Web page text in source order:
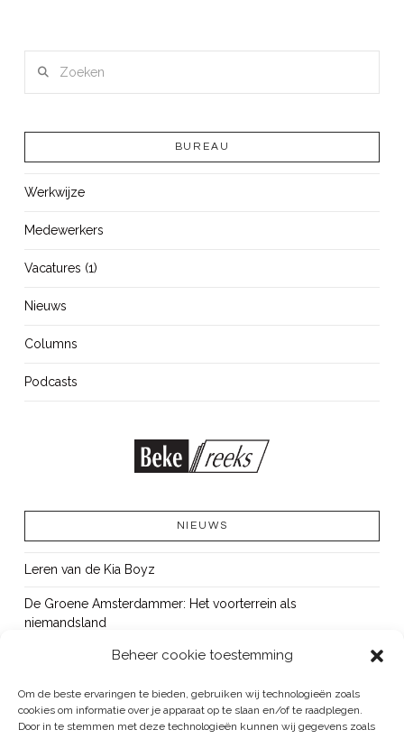
Beheer cookie toestemming
Om de beste ervaringen te bieden, gebruiken wij technologieën zoals
cookies om informatie over je apparaat op te slaan en/of te raadplegen.
Door in te stemmen met deze technologieën kunnen wij gegevens zoals
BUREAU
Werkwijze
Medewerkers
Vacatures (1)
Nieuws
Columns
Podcasts
NIEUWS
Leren van de Kia Boyz
De Groene Amsterdammer: Het voorterrein als
niemandsland
Cursus Wapens op school: signaleren, duiden en handelen
OUT!
Bureau Beke ontwikkelt jeugdmonitor Aruba